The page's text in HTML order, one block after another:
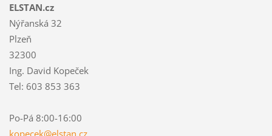
ELSTAN.cz
Nýřanská 32
Plzeň
32300
Ing. David Kopeček
Tel: 603 853 363
Po-Pá 8:00-16:00
kopecek@elstan.cz